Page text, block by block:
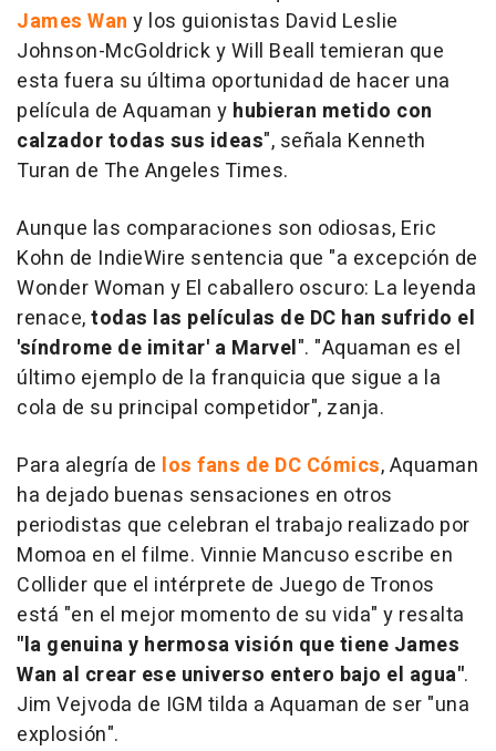
James Wan y los guionistas David Leslie
Johnson-McGoldrick y Will Beall temieran que
esta fuera su última oportunidad de hacer una
película de Aquaman y hubieran metido con
calzador todas sus ideas", señala Kenneth
Turan de The Angeles Times.
Aunque las comparaciones son odiosas, Eric
Kohn de IndieWire sentencia que "a excepción de
Wonder Woman y El caballero oscuro: La leyenda
renace,todas las películas de DC han sufrido el
'síndrome de imitar' a Marvel". "Aquaman es el
último ejemplo de la franquicia que sigue a la
cola de su principal competidor", zanja.
Para alegría de los fans de DC Cómics,Aquaman
ha dejado buenas sensaciones en otros
periodistas que celebran el trabajo realizado por
Momoa en el filme. Vinnie Mancuso escribe en
Collider que el intérprete de Juego de Tronos
está "en el mejor momento de su vida" y resalta
"la genuina y hermosa visión que tiene James
Wan al crear ese universo entero bajo el agua".
Jim Vejvoda de IGM tilda a Aquaman de ser "una
explosión".